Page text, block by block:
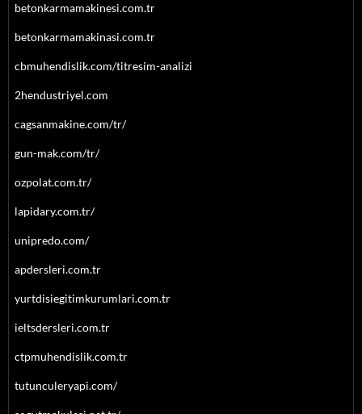
betonkarmamakinesi.com.tr
betonkarmamakinasi.com.tr
cbmuhendislik.com/titresim-analizi
2hendustriyel.com
cagsanmakine.com/tr/
gun-mak.com/tr/
ozpolat.com.tr/
lapidary.com.tr/
unipredo.com/
apdersleri.com.tr
yurtdisiegitimkurumlari.com.tr
ieltsdersleri.com.tr
ctpmuhendislik.com.tr
tutunculeryapi.com/